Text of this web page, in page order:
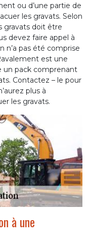
ou d’une partie de
les gravats. Selon
gravats doit être
devez faire appel à
n’a pas été comprise
est une
un pack comprenant
Contactez – le pour
plus à
les gravats.
à une